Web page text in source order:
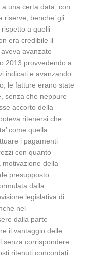
una certa data, con
benche’ gli
a quelli
era credibile il
avanzato
2013 provvedendo a
indicati e avanzando
le fatture erano state
senza che neppure
accorto della
ritenersi che
come quella
i pagamenti
con quanto
della
presupposto
dalla
legislativa di
nel
dalla parte
il vantaggio delle
senza corrispondere
ritenuti concordati